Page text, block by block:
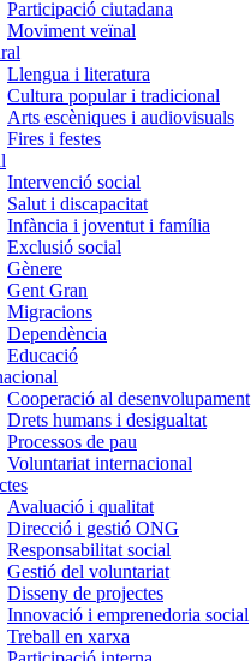
Participació ciutadana
Moviment veïnal
Llengua i literatura
Cultura popular i tradicional
Arts escèniques i audiovisuals
Fires i festes
Intervenció social
Salut i discapacitat
Infància i joventut i família
Exclusió social
Gènere
Gent Gran
Migracions
Dependència
Educació
Cooperació al desenvolupament
Drets humans i desigualtat
Processos de pau
Voluntariat internacional
Avaluació i qualitat
Direcció i gestió ONG
Responsabilitat social
Gestió del voluntariat
Disseny de projectes
Innovació i emprenedoria social
Treball en xarxa